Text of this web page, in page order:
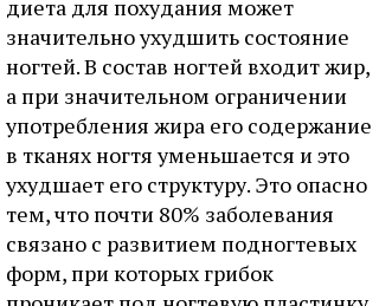
диета для похудания может
значительно ухудшить состояние
ногтей. В состав ногтей входит жир,
а при значительном ограничении
употребления жира его содержание
в тканях ногтя уменьшается и это
ухудшает его структуру. Это опасно
тем, что почти 80% заболевания
связано с развитием подногтевых
форм, при которых грибок